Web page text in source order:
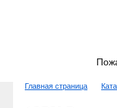
Главная страница